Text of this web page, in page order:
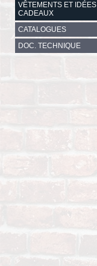
VÊTEMENTS ET IDÉES
CADEAUX
CATALOGUES
DOC. TECHNIQUE